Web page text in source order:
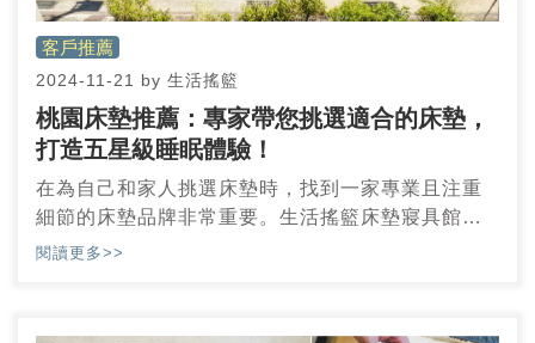
客戶推薦
2024-11-21 by 生活搖籃
桃園床墊推薦：專家帶您挑選適合的床墊，
打造五星級睡眠體驗！
在為自己和家人挑選床墊時，找到一家專業且注重
細節的床墊品牌非常重要。生活搖籃床墊寢具館一
直以來以其溫馨、親切的門市環境贏得顧客的信
拋棄式試躺布和更換拖鞋等周到服務細節，確保每
閱讀更多>>